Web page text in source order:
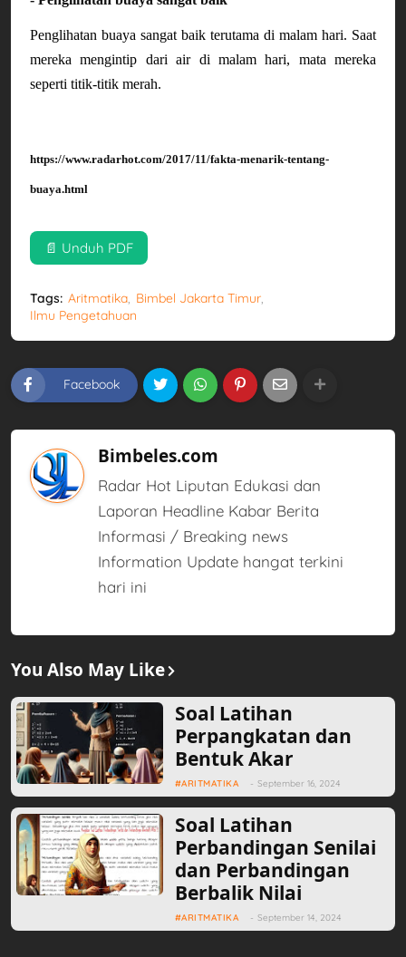
Penglihatan buaya sangat baik terutama di malam hari. Saat
mereka mengintip dari air di malam hari, mata mereka
seperti titik-titik merah.
https://www.radarhot.com/2017/11/fakta-menarik-tentang-
buaya.html
📄 Unduh PDF
Tags: Aritmatika Bimbel Jakarta Timur
Ilmu Pengetahuan
Facebook
Bimbeles.com
Radar Hot Liputan Edukasi dan
Laporan Headline Kabar Berita
Informasi / Breaking news
Information Update hangat terkini
hari ini
You Also May Like
Soal Latihan
Perpangkatan dan
Bentuk Akar
ARITMATIKA - September 16, 2024
Soal Latihan
Perbandingan Senilai
dan Perbandingan
Berbalik Nilai
ARITMATIKA - September 14, 2024